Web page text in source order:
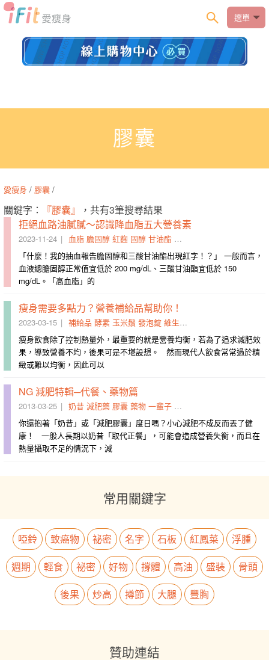
選單
膠囊
愛瘦身 / 膠囊 /
關鍵字： 『膠囊』
，共有3筆搜尋結果
拒絕血路油膩膩～認識降血脂五大營養素
2023-11-24 血脂 膽固醇 紅麴 固醇 甘油酯 血路
「什麼！我的抽血報告膽固醇和三酸甘油酯出現紅字！？」 一般而言，
血液總膽固醇正常值宜低於 200 mg/dL、三酸甘油酯宜低於 150
mg/dL。「高血脂」的
瘦身需要多點力？營養補給品幫助你！
2023-03-15 補給品 酵素 玉米鬚 發泡錠 維生素
瘦身飲食除了控制熱量外，最重要的就是營養均衡，若為了追求減肥效
果，導致營養不均，後果可是不堪設想。 然而現代人飲食常常過於精
緻或難以均衡，因此可以
NG 減肥特輯─代餐、藥物篇
2013-03-25 奶昔 減肥藥 膠囊 藥物 一輩子 副作用
你還抱著「奶昔」或「減肥膠囊」度日嗎？小心減肥不成反而丟了健
康！ 一般人長期以奶昔「取代正餐」，可能會造成營養失衡，而且在
熱量攝取不足的情況下，減
常用關鍵字
啞鈴 致癌物 祕密 名字 石板 紅鳳菜
浮腫
週期
輕食 祕密 好物 撐體 高油 盛裝
骨頭
後果
炒高 撙節 大腿 豐胸
贊助連結